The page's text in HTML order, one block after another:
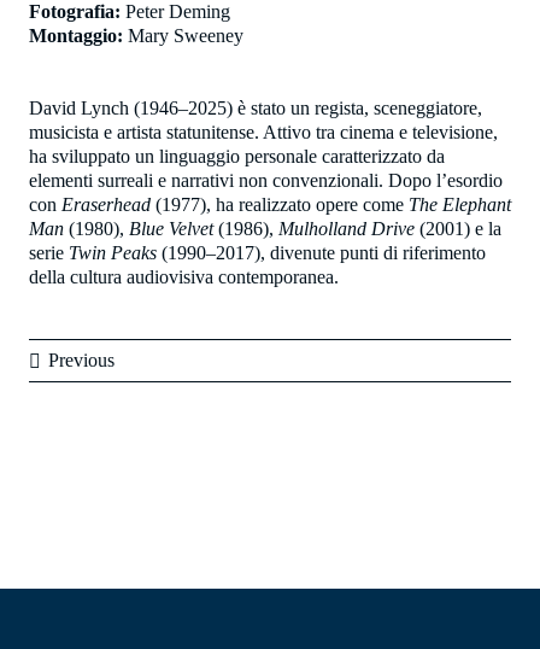
Fotografia: Peter Deming
Montaggio: Mary Sweeney
David Lynch (1946–2025) è stato un regista, sceneggiatore,
musicista e artista statunitense. Attivo tra cinema e televisione,
ha sviluppato un linguaggio personale caratterizzato da
elementi surreali e narrativi non convenzionali. Dopo l’esordio
con Eraserhead(1977), ha realizzato opere come The Elephant
Man(1980), Blue Velvet(1986), Mulholland Drive(2001) e la
serie Twin Peaks(1990–2017), divenute punti di riferimento
della cultura audiovisiva contemporanea.
Previous